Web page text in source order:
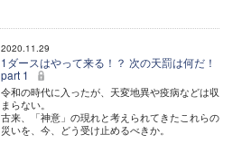
2020.11.29
1ダースはやって来る！？ 次の天罰は何だ！
part 1
令和の時代に入ったが、天変地異や疫病などは収
まらない。
古来、「神意」の現れと考えられてきたこれらの
災いを、今、どう受け止めるべきか。